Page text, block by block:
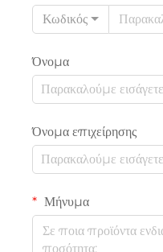
Κωδικός
Όνομα
Όνομα επιχείρησης
Μήνυμα